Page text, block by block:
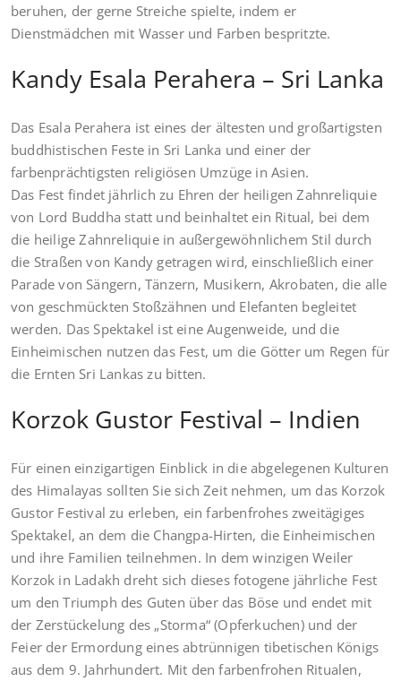
beruhen, der gerne Streiche spielte, indem er
Dienstmädchen mit Wasser und Farben bespritzte.
Kandy Esala Perahera – Sri Lanka
Das Esala Perahera ist eines der ältesten und großartigsten
buddhistischen Feste in Sri Lanka und einer der
farbenprächtigsten religiösen Umzüge in Asien.
Das Fest findet jährlich zu Ehren der heiligen Zahnreliquie
von Lord Buddha statt und beinhaltet ein Ritual, bei dem
die heilige Zahnreliquie in außergewöhnlichem Stil durch
die Straßen von Kandy getragen wird, einschließlich einer
Parade von Sängern, Tänzern, Musikern, Akrobaten, die alle
von geschmückten Stoßzähnen und Elefanten begleitet
werden. Das Spektakel ist eine Augenweide, und die
Einheimischen nutzen das Fest, um die Götter um Regen für
die Ernten Sri Lankas zu bitten.
Korzok Gustor Festival – Indien
Für einen einzigartigen Einblick in die abgelegenen Kulturen
des Himalayas sollten Sie sich Zeit nehmen, um das Korzok
Gustor Festival zu erleben, ein farbenfrohes zweitägiges
Spektakel, an dem die Changpa-Hirten, die Einheimischen
und ihre Familien teilnehmen. In dem winzigen Weiler
Korzok in Ladakh dreht sich dieses fotogene jährliche Fest
um den Triumph des Guten über das Böse und endet mit
der Zerstückelung des „Storma“ (Opferkuchen) und der
Feier der Ermordung eines abtrünnigen tibetischen Königs
aus dem 9. Jahrhundert. Mit den farbenfrohen Ritualen,